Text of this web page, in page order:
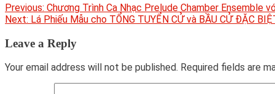
Post
navigation
Previous: Chương Trình Ca Nhạc Prelude Chamber Ensemble
Next: Lá Phiếu Mẫu cho TỔNG TUYỂN CỬ và BẦU CỬ ĐẶC
Leave a Reply
Your email address will not be published. Required fields are